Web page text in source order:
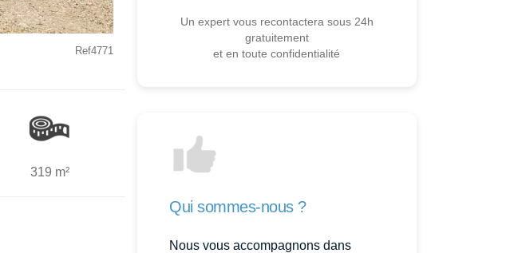
Ref4771
319 m²
Un expert vous recontactera sous 24h
gratuitement
et en toute confidentialité
Qui sommes-nous ?
Nous vous accompagnons dans